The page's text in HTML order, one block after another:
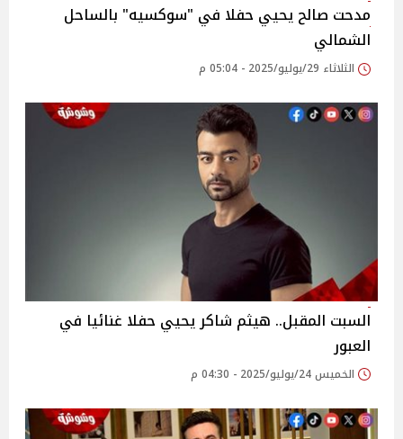
مدحت صالح يحيي حفلا في "سوكسيه" بالساحل
الشمالي
الثلاثاء 29/يوليو/2025 - 05:04 م
السبت المقبل.. هيثم شاكر يحيي حفلا غنائيا في
العبور
الخميس 24/يوليو/2025 - 04:30 م